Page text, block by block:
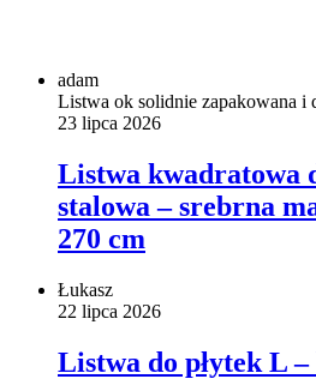
adam
Listwa ok solidnie zapakowana i
23 lipca 2026
Listwa kwadratowa
stalowa – srebrna
270 cm
Łukasz
22 lipca 2026
Listwa do płytek L